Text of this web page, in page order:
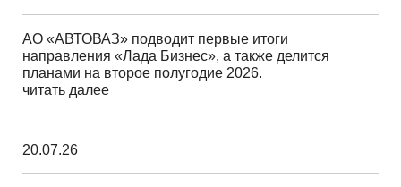
АО «АВТОВАЗ» подводит первые итоги
направления «Лада Бизнес», а также делится
планами на второе полугодие 2026.
читать далее
20.07.26